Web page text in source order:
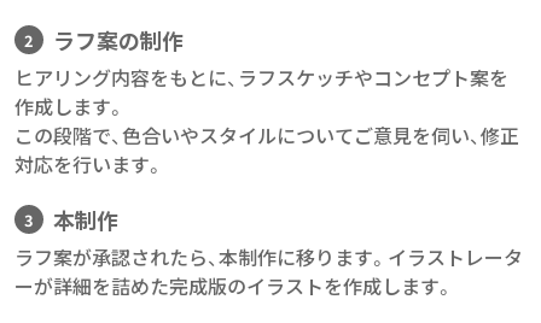
ラフ案の制作
ヒアリング内容をもとに、ラフスケッチやコンセプト案を
作成します。
この段階で、色合いやスタイルについてご意見を伺い、修正
対応を行います。
本制作
ラフ案が承認されたら、本制作に移ります。イラストレータ
ーが詳細を詰めた完成版のイラストを作成します。